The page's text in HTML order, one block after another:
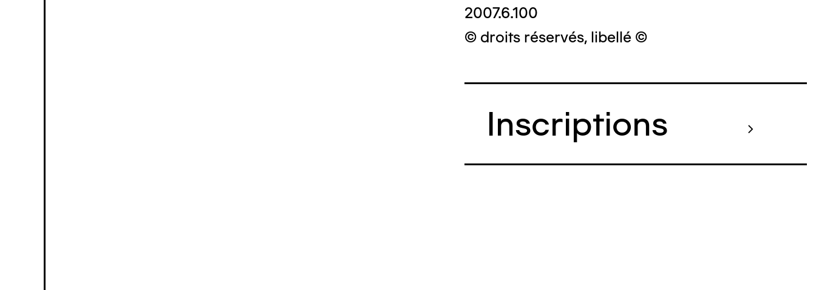
2007.6.100
© droits réservés, libellé ©
Inscriptions